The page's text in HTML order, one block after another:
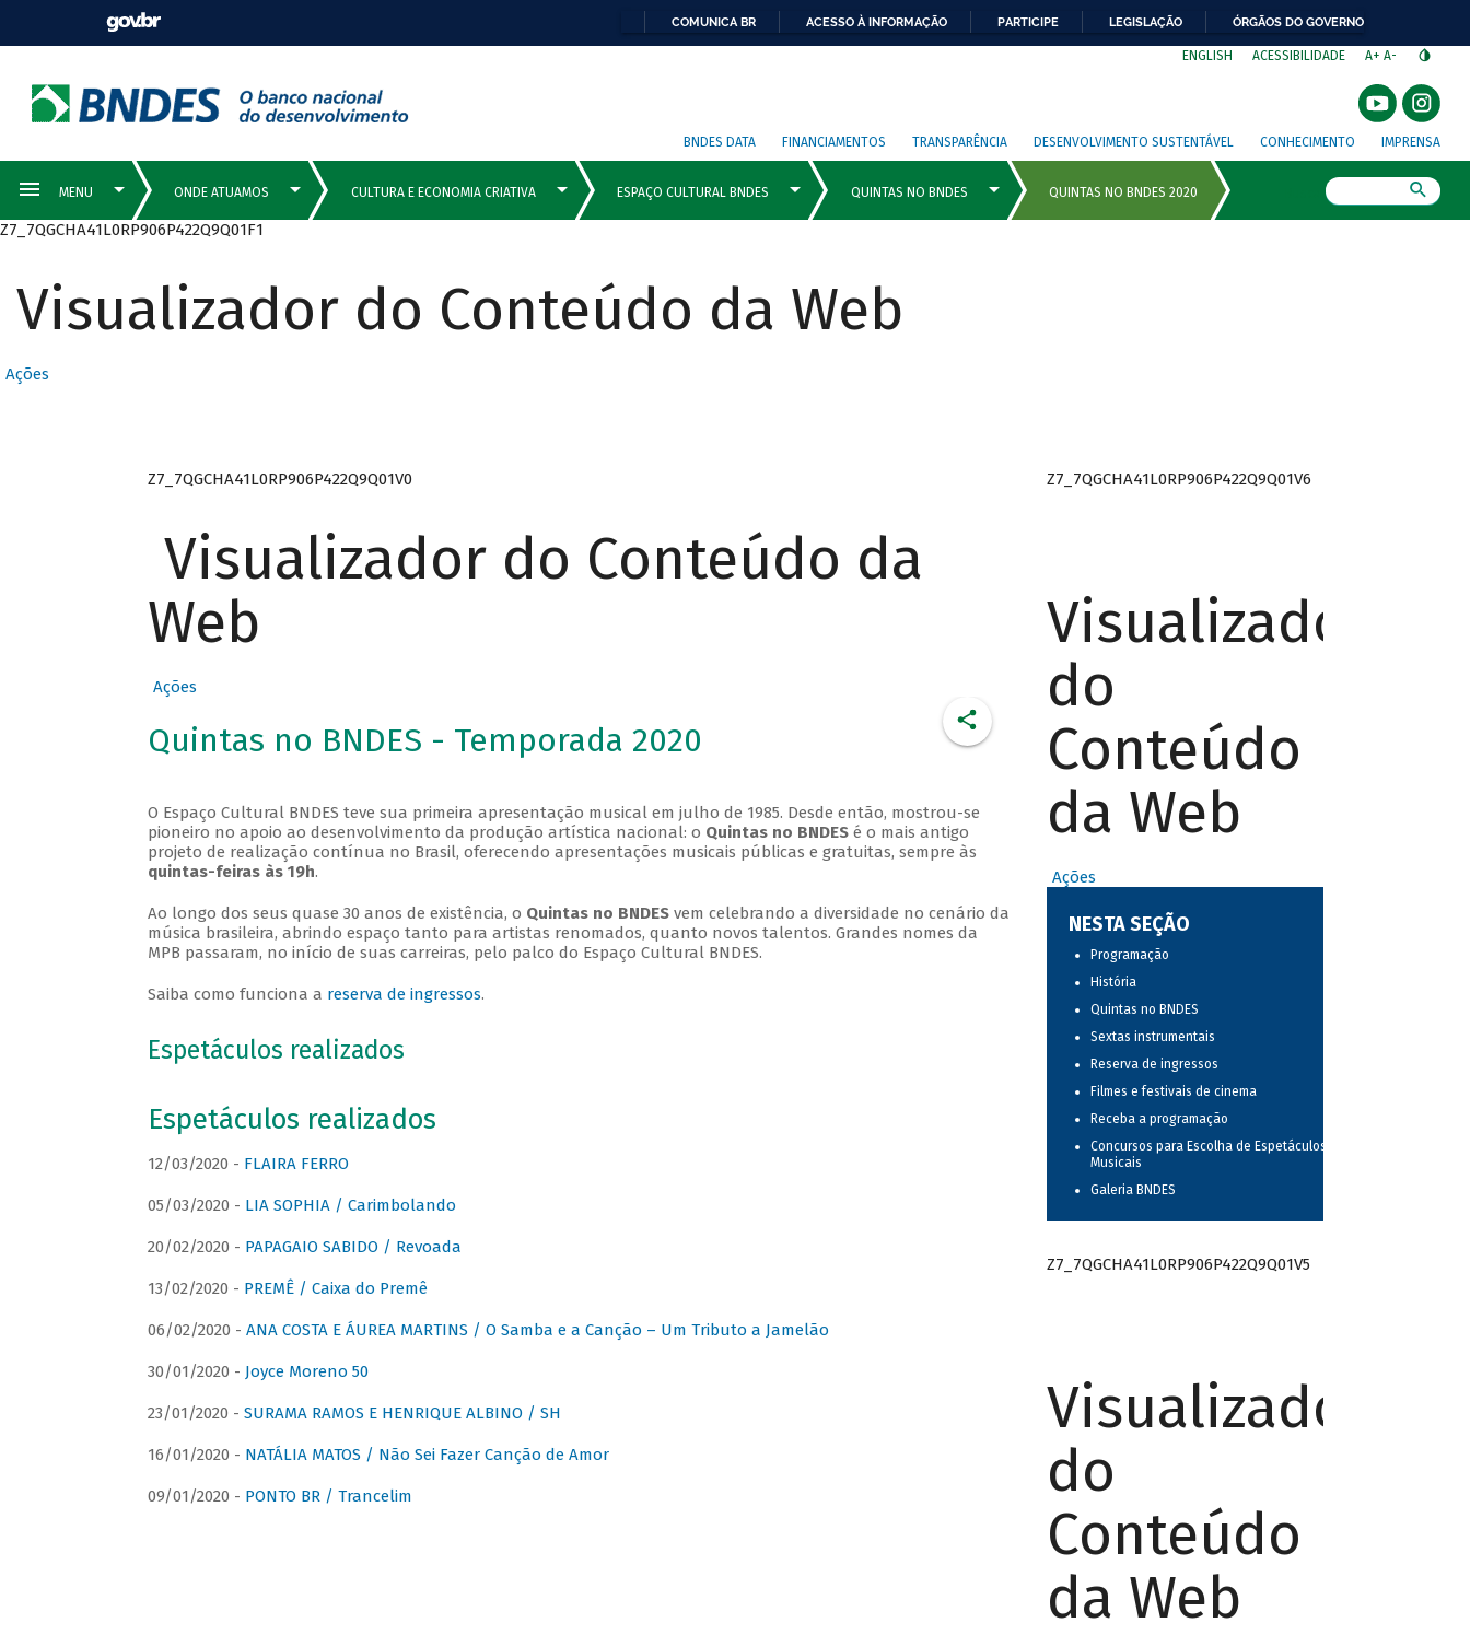
COMUNICA BR ACESSO À INFORMAÇÃO PARTICIPE LEGISLAÇÃO ÓRGÃOS DO GOVERNO
ENGLISH ACESSIBILIDADE A+ A-
BNDES DATA FINANCIAMENTOS TRANSPARÊNCIA DESENVOLVIMENTO SUSTENTÁVEL CONHECIMENTO IMPRENSA
Z7_7QGCHA41L0RP906P422Q9Q01F1
Visualizador do Conteúdo da Web
Ações
Z7_7QGCHA41L0RP906P422Q9Q01V0
Visualizador do Conteúdo da
Web
Ações
Quintas no BNDES - Temporada 2020
O Espaço Cultural BNDES teve sua primeira apresentação musical em julho de 1985. Desde então, mostrou-se
pioneiro no apoio ao desenvolvimento da produção artística nacional: o Quintas no BNDESé o mais antigo
projeto de realização contínua no Brasil, oferecendo apresentações musicais públicas e gratuitas, sempre às
quintas-feiras às 19h.
Ao longo dos seus quase 30 anos de existência, o Quintas no BNDESvem celebrando a diversidade no cenário da
música brasileira, abrindo espaço tanto para artistas renomados, quanto novos talentos. Grandes nomes da
MPB passaram, no início de suas carreiras, pelo palco do Espaço Cultural BNDES.
Saiba como funciona a reserva de ingressos.
Espetáculos realizados
Espetáculos realizados
12/03/2020 - FLAIRA FERRO
05/03/2020 - LIA SOPHIA / Carimbolando
20/02/2020 - PAPAGAIO SABIDO / Revoada
13/02/2020 - PREMÊ / Caixa do Premê
06/02/2020 - ANA COSTA E ÁUREA MARTINS / O Samba e a Canção – Um Tributo a Jamelão
30/01/2020 - Joyce Moreno 50
23/01/2020 - SURAMA RAMOS E HENRIQUE ALBINO / SH
16/01/2020 - NATÁLIA MATOS / Não Sei Fazer Canção de Amor
09/01/2020 - PONTO BR / Trancelim
Z7_7QGCHA41L0RP906P422Q9Q01V6
Visualizador
do
Conteúdo
da Web
Ações
NESTA SEÇÃO
Programação
História
Quintas no BNDES
Sextas instrumentais
Reserva de ingressos
Filmes e festivais de cinema
Receba a programação
Concursos para Escolha de Espetáculos
Musicais
Galeria BNDES
Z7_7QGCHA41L0RP906P422Q9Q01V5
Visualizador
do
Conteúdo
da Web